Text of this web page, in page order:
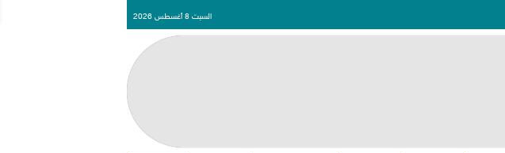
السبت 8 أغسطس 2026